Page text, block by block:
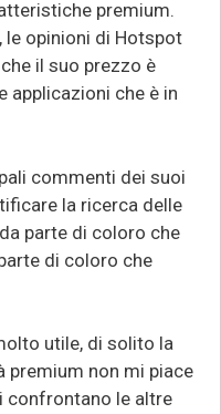
premium.
le opinioni di Hotspot
il suo prezzo è
applicazioni che è in
commenti dei suoi
la ricerca delle
parte di coloro che
di coloro che
utile, di solito la
premium non mi piace
confrontano le altre